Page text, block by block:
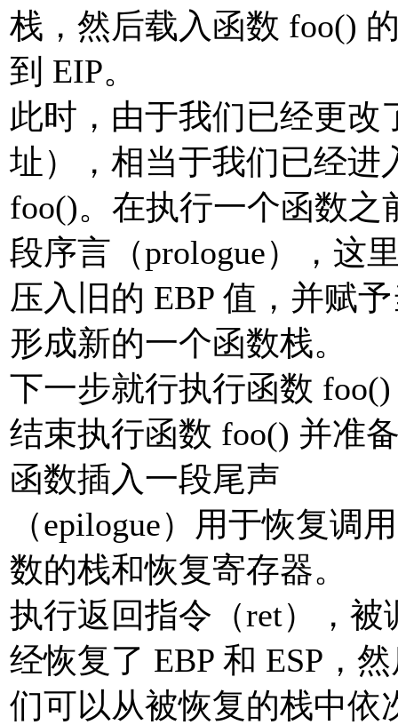
栈，然后载入函数 foo()
到 EIP。
此时，由于我们已经更改
址），相当于我们已经进
foo()。在执行一个函数
段序言（prologue），这
压入旧的 EBP 值，并赋
形成新的一个函数栈。
下一步就行执行函数
结束执行函数 foo() 并准
函数插入一段尾声
（epilogue）用于恢复调
数的栈和恢复寄存器。
执行返回指令（ret），被
经恢复了 EBP 和 ESP，
们可以从被恢复的栈中依